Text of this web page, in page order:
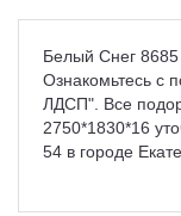
Белый Снег 8685
Ознакомьтесь с
ЛДСП". Все
2750*1830*16
54 в городе